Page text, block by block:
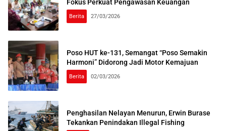
Fokus Perkuat Pengawasan Keuangan
Berita 27/03/2026
Poso HUT ke-131, Semangat “Poso Semakin
Harmoni” Didorong Jadi Motor Kemajuan
Berita 02/03/2026
Penghasilan Nelayan Menurun, Erwin Burase
Tekankan Penindakan Illegal Fishing